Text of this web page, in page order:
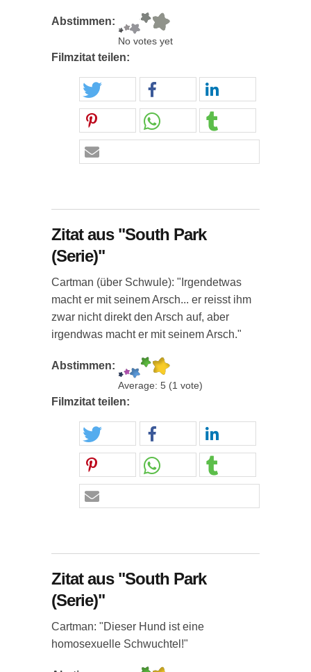
Abstimmen:
No votes yet
Filmzitat teilen:
Zitat aus "South Park
(Serie)"
Cartman (über Schwule): "Irgendetwas
macht er mit seinem Arsch... er reisst ihm
zwar nicht direkt den Arsch auf, aber
irgendwas macht er mit seinem Arsch."
Abstimmen:
Average: 5 (1 vote)
Filmzitat teilen:
Zitat aus "South Park
(Serie)"
Cartman: "Dieser Hund ist eine
homosexuelle Schwuchtel!"